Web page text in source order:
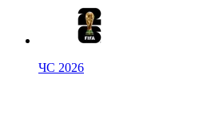
ЧС 2026